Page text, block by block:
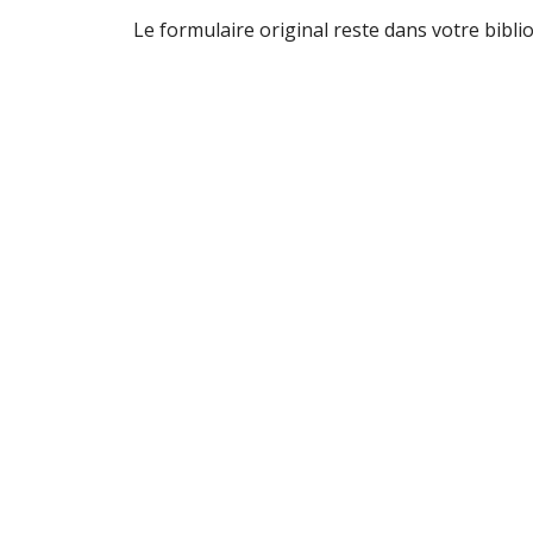
Le formulaire original reste dans votre